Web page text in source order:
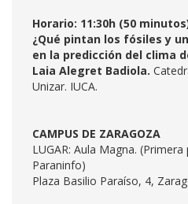
Horario: 11:30h (50
¿Qué pintan los fósiles y
en la predicción del clima
Laia Alegret Badiola.
Unizar. IUCA.
CAMPUS DE ZARAGOZA
LUGAR: Aula Magna.
Paraninfo)
Plaza Basilio Paraíso, 4,